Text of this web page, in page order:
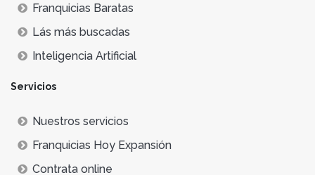
Franquicias Baratas
Lás más buscadas
Inteligencia Artificial
Servicios
Nuestros servicios
Franquicias Hoy Expansión
Contrata online